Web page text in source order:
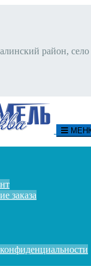
район,
заказа